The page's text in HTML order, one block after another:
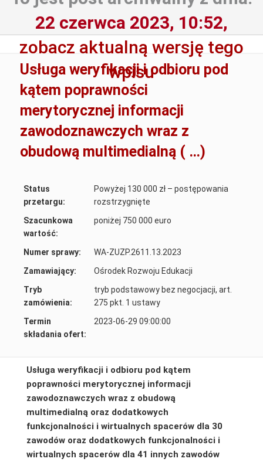
22 czerwca 2023, 10:52,
zobacz aktualną wersję tego
wpisu
Usługa weryfikacji i odbioru pod
kątem poprawności
merytorycznej informacji
zawodoznawczych wraz z
obudową multimedialną ( …)
Status
przetargu:
Powyżej 130 000 zł – postępowania
rozstrzygnięte
Szacunkowa
wartość:
poniżej 750 000 euro
Numer sprawy:
WA-ZUZP.2611.13.2023
Zamawiający:
Ośrodek Rozwoju Edukacji
Tryb
zamówienia:
tryb podstawowy bez negocjacji, art.
275 pkt. 1 ustawy
Termin
składania ofert:
2023-06-29 09:00:00
Usługa weryfikacji i odbioru pod kątem
poprawności merytorycznej informacji
zawodoznawczych wraz z obudową
multimedialną oraz dodatkowych
funkcjonalności i wirtualnych spacerów dla 30
zawodów oraz dodatkowych funkcjonalności i
wirtualnych spacerów dla 41 innych zawodów